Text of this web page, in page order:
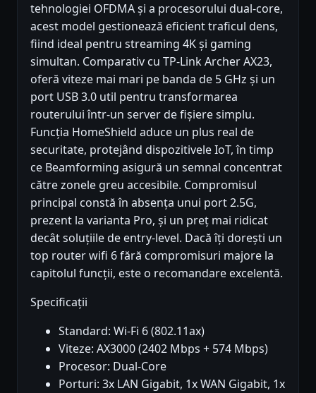
tehnologiei OFDMA și a procesorului dual-core,
acest model gestionează eficient traficul dens,
fiind ideal pentru streaming 4K și gaming
simultan. Comparativ cu TP-Link Archer AX23,
oferă viteze mai mari pe banda de 5 GHz și un
port USB 3.0 util pentru transformarea
routerului într-un server de fișiere simplu.
Funcția HomeShield aduce un plus real de
securitate, protejând dispozitivele IoT, în timp
ce Beamforming asigură un semnal concentrat
către zonele greu accesibile. Compromisul
principal constă în absența unui port 2.5G,
prezent la varianta Pro, și un preț mai ridicat
decât soluțiile de entry-level. Dacă îți dorești un
top router wifi 6 fără compromisuri majore la
capitolul funcții, este o recomandare excelentă.
Specificații
Standard: Wi-Fi 6 (802.11ax)
Viteze: AX3000 (2402 Mbps + 574 Mbps)
Procesor: Dual-Core
Porturi: 3x LAN Gigabit, 1x WAN Gigabit, 1x